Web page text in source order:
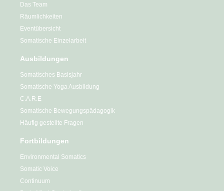
Das Team
Räumlichkeiten
Eventübersicht
Somatische Einzelarbeit
Ausbildungen
Somatisches Basisjahr
Somatische Yoga Ausbildung
C.A.R.E
Somatische Bewegungspädagogik
Häufig gestellte Fragen
Fortbildungen
Environmental Somatics
Somatic Voice
Continuum